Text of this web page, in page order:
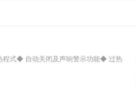
式◆ 自动关闭及声响警示功能◆ 过热